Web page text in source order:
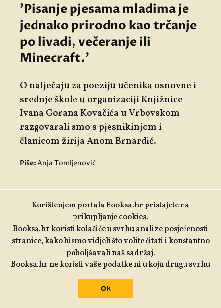
'Pisanje pjesama mladima je
jednako prirodno kao trčanje
po livadi, večeranje ili
Minecraft.'
O natječaju za poeziju učenika osnovne i
srednje škole u organizaciji Knjižnice
Ivana Gorana Kovačića u Vrbovskom
razgovarali smo s pjesnikinjom i
članicom žirija Anom Brnardić.
Piše: Anja Tomljenović
U FOKUSU
Korištenjem portala Booksa.hr pristajete na
prikupljanje cookiea.
Booksa.hr koristi kolačiće u svrhu analize posjećenosti
stranice, kako bismo vidjeli što volite čitati i konstantno
poboljšavali naš sadržaj.
Booksa.hr ne koristi vaše podatke ni u koju drugu svrhu
OK